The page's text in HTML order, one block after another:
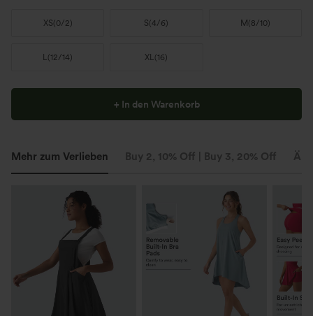
XS(0/2) S(4/6) M (8/10)
L(12/14) XL(16)
+ In den Warenkorb
Mehr zum Verlieben Buy 2, 10% Off | Buy 3, 20% Off